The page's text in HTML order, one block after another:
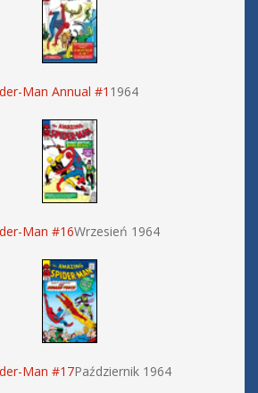
Man Annual #1 1964
Man #16Wrzesień 1964
Man #17Październik 1964